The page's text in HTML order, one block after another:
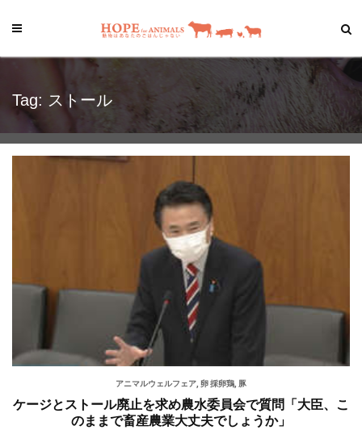
Tag: ストール
アニマルウェルフェア, 卵 採卵鶏, 豚
ケージとストール廃止を求め農水委員会で質問「大臣、こ
のままで畜産農業大丈夫でしょうか」